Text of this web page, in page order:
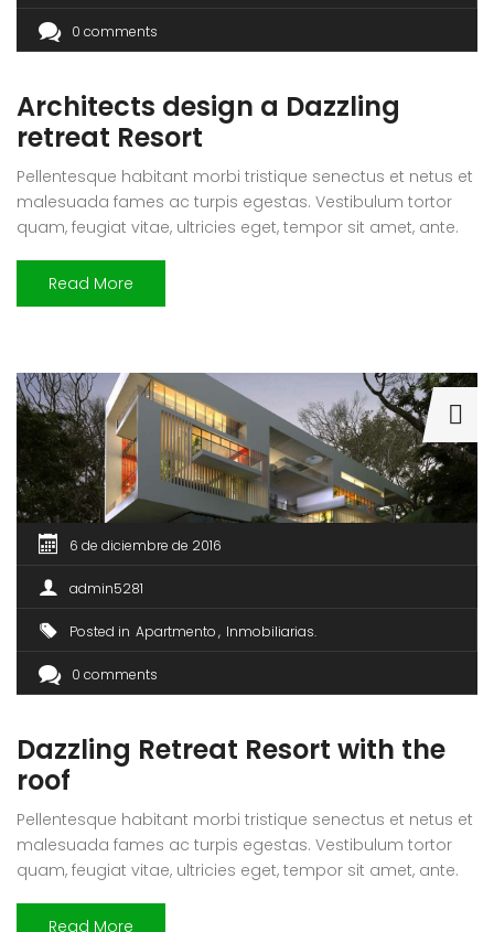
0 comments
Architects design a Dazzling
retreat Resort
Pellentesque habitant morbi tristique senectus et netus et
malesuada fames ac turpis egestas. Vestibulum tortor
quam, feugiat vitae, ultricies eget, tempor sit amet, ante.
ultricies mi vitae est. Mauris placerat eleifend leo. Quisque
sit amet est et sapien ullamcorper pharetra. Vestibulum
Read More
6 de diciembre de 2016
admin5281
Posted in Apartmento Inmobiliarias
0 comments
Dazzling Retreat Resort with the
roof
Pellentesque habitant morbi tristique senectus et netus et
malesuada fames ac turpis egestas. Vestibulum tortor
quam, feugiat vitae, ultricies eget, tempor sit amet, ante.
ultricies mi vitae est. Mauris placerat eleifend leo. Quisque
Read More